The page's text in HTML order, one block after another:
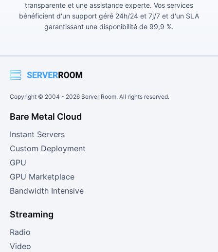
transparente et une assistance experte. Vos services
bénéficient d'un support géré 24h/24 et 7j/7 et d'un SLA
garantissant une disponibilité de 99,9 %.
Copyright © 2004 - 2026 Server Room. All rights reserved.
Bare Metal Cloud
Instant Servers
Custom Deployment
GPU
GPU Marketplace
Bandwidth Intensive
Streaming
Radio
Video